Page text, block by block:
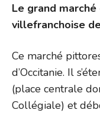
Le grand
villefranchoise
Ce marché
d’Occitanie. Il
(place centrale
Collégiale) et